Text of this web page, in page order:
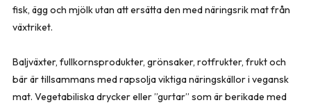
fisk, ägg och mjölk utan att ersätta den med näringsrik mat från
växtriket.
Baljväxter, fullkornsprodukter, grönsaker, rotfrukter, frukt och
bär är tillsammans med rapsolja viktiga näringskällor i vegansk
mat. Vegetabiliska drycker eller ”gurtar” som är berikade med